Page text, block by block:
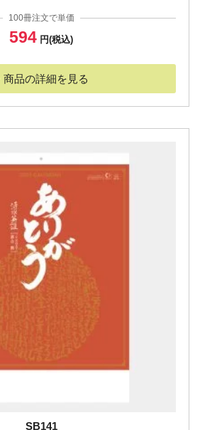
100冊注文で単価
594 円(税込)
商品の詳細を見る
SB141